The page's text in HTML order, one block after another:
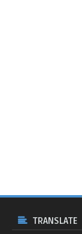
TRANSLATE